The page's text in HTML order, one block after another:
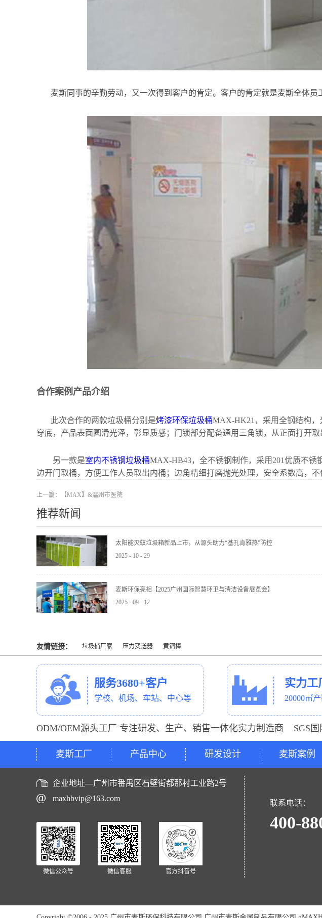
麦斯同事的辛勤劳动，又一次得到客户的肯定。客户的肯定就是麦斯全体
合作案例产品介绍
此次合作的两款垃圾桶分别是烤漆环保垃圾桶MAX-HK21，采用全钢结构
穿底，产品表面圆滑光泽，彰显质感；门锁部分配备通用三角锁，从正面打开
另一款是室内不锈钢垃圾桶MAX-HB43，全不锈钢制作，采用201优质不
边开门取桶，方便工作人员取出内桶；边角精细打磨抛光处理，安全系数高，不
上一篇： 【MAX】&温州市医院
推荐新闻
太阳能灭蚊垃圾箱新品上市，从源头助力“基孔肯雅热”防控
2025 - 10 - 29
麦斯环保亮相【2025广州国际智慧环卫与清洁设备展览会】
2025 - 09 - 12
友情链接： 垃圾桶厂家 压力变送器 黄铜棒
服务3680+客户
学校、机场、车站、中心等
实力工
20000㎡
ODM/OEM源头工厂 专注研发、生产、销售一体化实力制造商
麦斯工厂 产品中心 研发设计 麦斯案例
企业地址—广州市番禺区石壁街都那村工业路2号
maxhbvip@163.com
微信公众号 微信客服 官方抖音号
联系电话：
400-